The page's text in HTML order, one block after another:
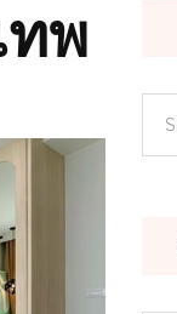
ทพ